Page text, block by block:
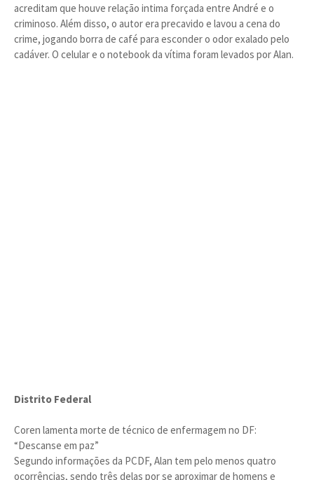
acreditam que houve relação intima forçada entre André e o
criminoso. Além disso, o autor era precavido e lavou a cena do
crime, jogando borra de café para esconder o odor exalado pelo
cadáver. O celular e o notebook da vítima foram levados por Alan.
Distrito Federal
Coren lamenta morte de técnico de enfermagem no DF:
“Descanse em paz”
Segundo informações da PCDF, Alan tem pelo menos quatro
ocorrências, sendo três delas por se aproximar de homens e